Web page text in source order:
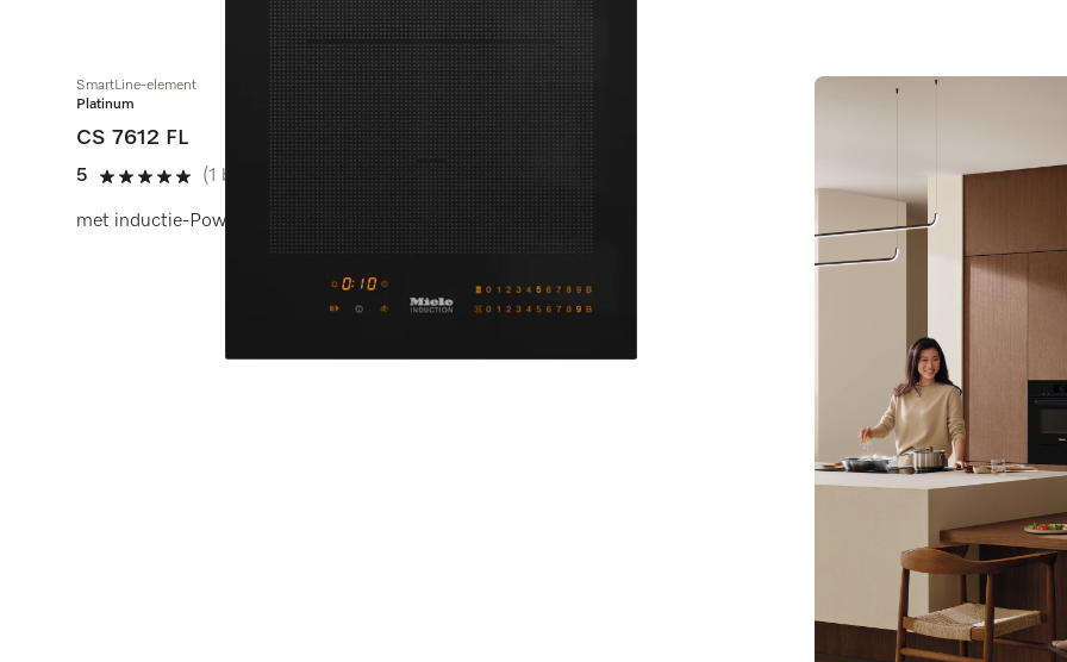
SmartLine-element
Platinum
CS 7612 FL
5
5 sterren van de 5
(1 beoordeling)
met inductie-PowerFlex-kookvlak